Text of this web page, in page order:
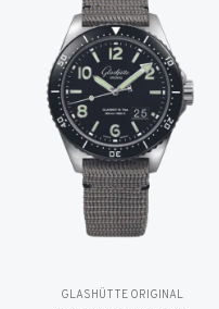
GLASHÜTTE ORIGINAL